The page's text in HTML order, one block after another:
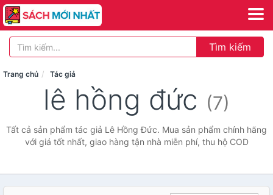
Tìm kiếm
Trang chủ Tác giả
lê hồng đức (7)
Tất cả sản phẩm tác giả Lê Hồng Đức. Mua sản phẩm chính hãng
với giá tốt nhất, giao hàng tận nhà miễn phí, thu hộ COD